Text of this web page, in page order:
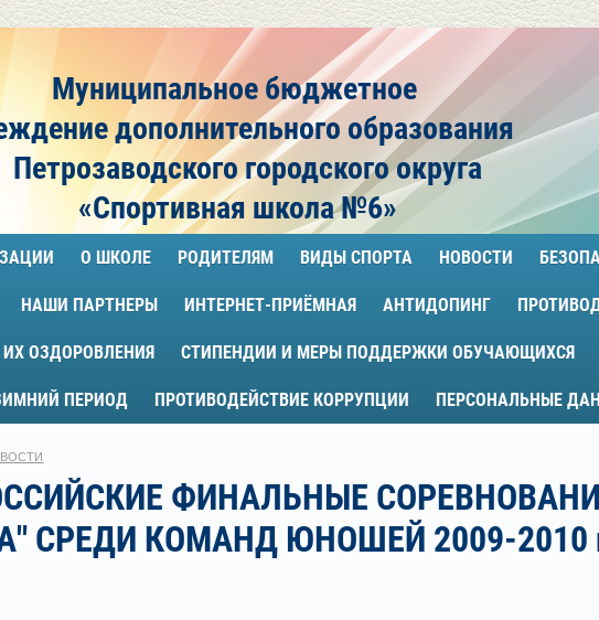
Муниципальное бюджетное
дополнительного образования
городского округа
«Спортивная школа №6»
О ШКОЛЕ РОДИТЕЛЯМ ВИДЫ СПОРТА НОВОСТИ
НАШИ ПАРТНЕРЫ ИНТЕРНЕТ-ПРИЁМНАЯ АНТИДОПИНГ
ОЗДОРОВЛЕНИЯ СТИПЕНДИИ И МЕРЫ ПОДДЕРЖКИ ОБУЧАЮЩИХСЯ
ПЕРИОД ПРОТИВОДЕЙСТВИЕ КОРРУПЦИИ ПЕРСОНАЛЬНЫЕ
ФИНАЛЬНЫЕ
СРЕДИ КОМАНД ЮНОШЕЙ 2009-2010